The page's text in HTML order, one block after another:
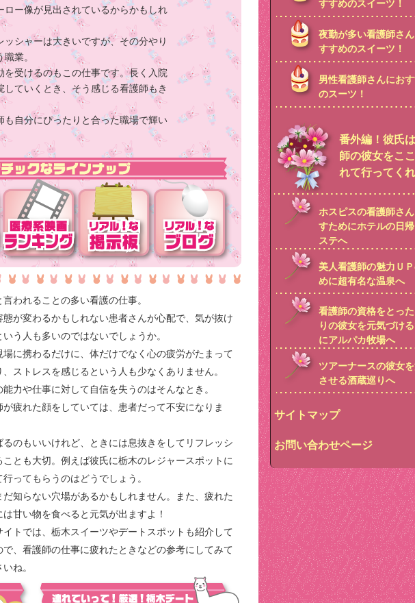
ー像が見出されているからかもしれ
シャーは大きいですが、その分やり
業。
受けるのもこの仕事です。長く入院
ていくとき、そう感じる看護師もき
自分にぴったりと合った職場で輝い
言われることの多い看護の仕事。
態が変わるかもしれない患者さんが心配で、気が抜け
いう人も多いのではないでしょうか。
場に携わるだけに、体だけでなく心の疲労がたまって
、ストレスを感じるという人も少なくありません。
能力や仕事に対して自信を失うのはそんなとき。
が疲れた顔をしていては、患者だって不安になりま
るのもいいけれど、ときには息抜きをしてリフレッシ
ことも大切。例えば彼氏に栃木のレジャースポットに
行ってもらうのはどうでしょう。
だ知らない穴場があるかもしれません。また、疲れた
は甘い物を食べると元気が出ますよ！
イトでは、栃木スイーツやデートスポットも紹介して
で、看護師の仕事に疲れたときなどの参考にしてみて
ね。
すすめのスイーツ！
夜勤が多い看護師さ
すすめのスイーツ！
男性看護師さんにお
のスーツ！
番外編！彼氏
師の彼女をこ
れて行ってくれ
ホスピスの看護師さ
すためにホテルの日
ステへ
美人看護師の魅力Ｕ
めに超有名な温泉へ
看護師の資格をとっ
りの彼女を元気づけ
にアルパカ牧場へ
ツアーナースの彼女
させる酒蔵巡りへ
サイトマップ
お問い合わせページ